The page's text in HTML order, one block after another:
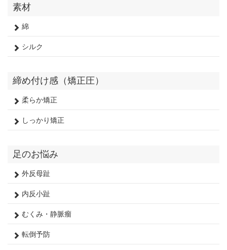
素材
綿
シルク
締め付け感（矯正圧）
柔らか矯正
しっかり矯正
足のお悩み
外反母趾
内反小趾
むくみ・静脈瘤
転倒予防